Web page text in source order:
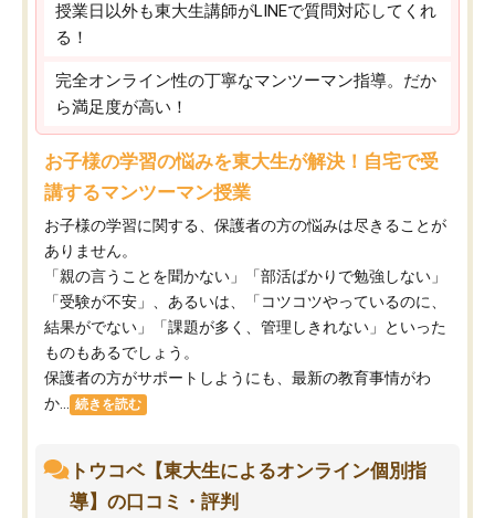
授業日以外も東大生講師がLINEで質問対応してくれ
る！
完全オンライン性の丁寧なマンツーマン指導。だか
ら満足度が高い！
お子様の学習の悩みを東大生が解決！自宅で受
講するマンツーマン授業
お子様の学習に関する、保護者の方の悩みは尽きることが
ありません。
「親の言うことを聞かない」「部活ばかりで勉強しない」
「受験が不安」、あるいは、「コツコツやっているのに、
結果がでない」「課題が多く、管理しきれない」といった
ものもあるでしょう。
保護者の方がサポートしようにも、最新の教育事情がわ
か...
続きを読む
トウコベ【東大生によるオンライン個別指
導】の口コミ・評判